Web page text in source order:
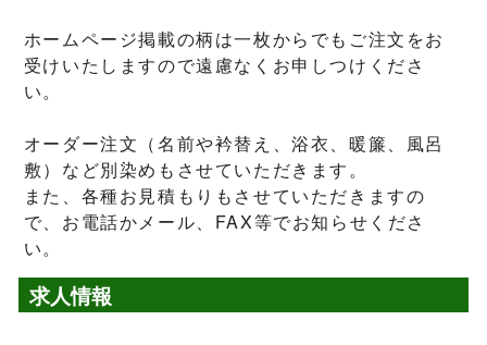
ホームページ掲載の柄は一枚からでもご注文をお
受けいたしますので遠慮なくお申しつけくださ
い。
オーダー注文（名前や衿替え、浴衣、暖簾、風呂
敷）など別染めもさせていただきます。
また、各種お見積もりもさせていただきますの
で、お電話かメール、FAX等でお知らせくださ
い。
求人情報